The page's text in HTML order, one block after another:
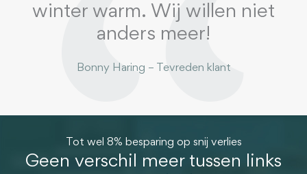
winter warm. Wij willen niet
anders meer!
Bonny Haring – Tevreden klant
Tot wel 8% besparing op snij verlies
Geen verschil meer tussen links